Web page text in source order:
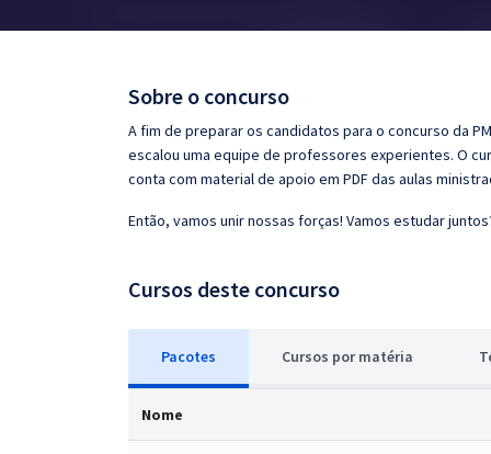
Questões grátis
Sobre o concurso
A fim de preparar os candidatos para o concurso da
escalou uma equipe de professores experientes. O
conta com material de apoio em PDF das aulas
Então, vamos unir nossas forças! Vamos estudar
Cursos deste concurso
Pacotes Cursos por matéria
Nome